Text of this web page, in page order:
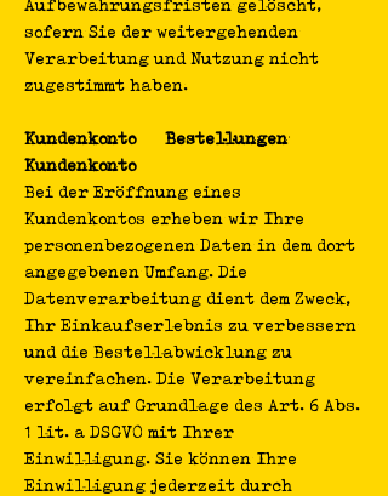
Aufbewahrungsfristen gelöscht,
sofern Sie der weitergehenden
Verarbeitung und Nutzung nicht
zugestimmt haben.
Kundenkonto Bestellungen
Kundenkonto
Bei der Eröffnung eines
Kundenkontos erheben wir Ihre
personenbezogenen Daten in dem dort
angegebenen Umfang. Die
Datenverarbeitung dient dem Zweck,
Ihr Einkaufserlebnis zu verbessern
und die Bestellabwicklung zu
vereinfachen. Die Verarbeitung
erfolgt auf Grundlage des Art. 6 Abs.
1 lit. a DSGVO mit Ihrer
Einwilligung. Sie können Ihre
Einwilligung jederzeit durch